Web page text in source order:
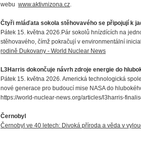
webu www.aktivnizona.cz.
Čtyři mláďata sokola stěhovavého se připojují k
Pátek 15. května 2026.Pár sokolů hnízdících na
stěhovavého, čímž pokračují v environmentální
rodině Dukovany - World Nuclear News
L3Harris dokončuje návrh zdroje energie do
Pátek 15. května 2026. Americká technologická
nové generace pro budoucí mise NASA do
https://world-nuclear-news.org/articles/l3harris-
Černobyl
Černobyl ve 40 letech: Divoká příroda a věda v